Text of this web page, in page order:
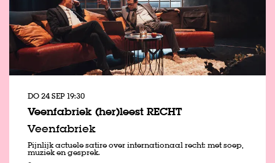
Veenfabriek (her)leest RECHT
Veenfabriek
DO 24 SEP19:30
Pijnlijk actuele satire over internationaal recht: met soep,
muziek en gesprek.